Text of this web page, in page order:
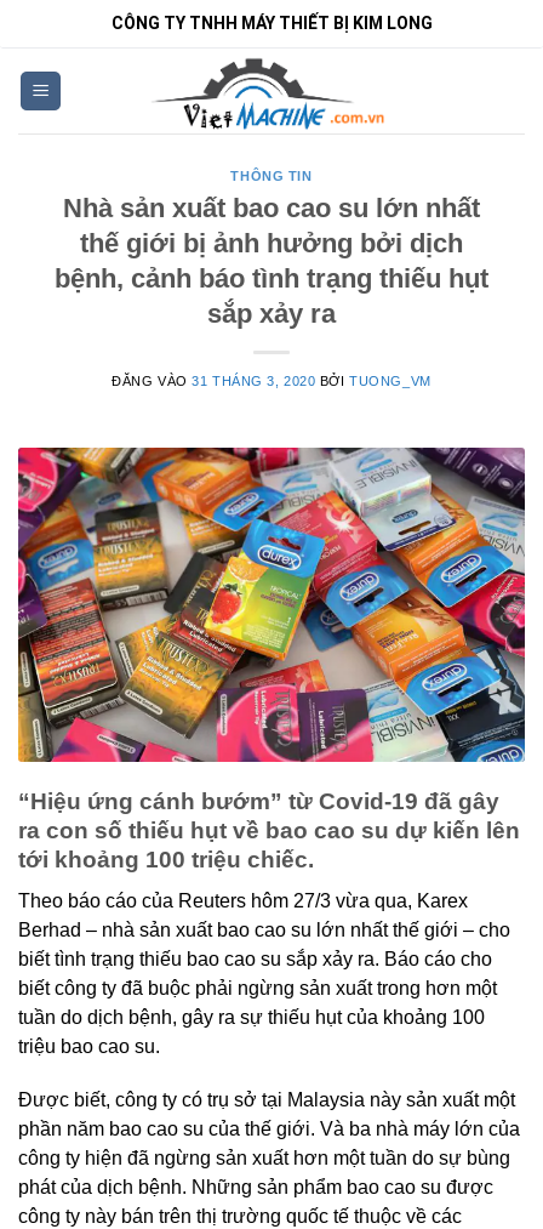
nội
dung
CÔNG TY TNHH MÁY THIẾT BỊ KIM LONG
THÔNG TIN
Nhà sản xuất bao cao su lớn nhất
thế giới bị ảnh hưởng bởi dịch
bệnh, cảnh báo tình trạng thiếu hụt
sắp xảy ra
ĐĂNG VÀO31 THÁNG 3, 2020 BỞITUONG_VM
“Hiệu ứng cánh bướm” từ Covid-19 đã gây
ra con số thiếu hụt về bao cao su dự kiến lên
tới khoảng 100 triệu chiếc.
Theo báo cáo của Reuters hôm 27/3 vừa qua, Karex
Berhad – nhà sản xuất bao cao su lớn nhất thế giới – cho
biết tình trạng thiếu bao cao su sắp xảy ra. Báo cáo cho
biết công ty đã buộc phải ngừng sản xuất trong hơn một
tuần do dịch bệnh, gây ra sự thiếu hụt của khoảng 100
triệu bao cao su.
Được biết, công ty có trụ sở tại Malaysia này sản xuất một
phần năm bao cao su của thế giới. Và ba nhà máy lớn của
công ty hiện đã ngừng sản xuất hơn một tuần do sự bùng
phát của dịch bệnh. Những sản phẩm bao cao su được
công ty này bán trên thị trường quốc tế thuộc về các